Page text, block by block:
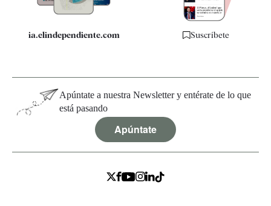
ia.elindependiente.com Suscríbete
Apúntate a nuestra Newsletter y entérate de lo que
está pasando
Apúntate